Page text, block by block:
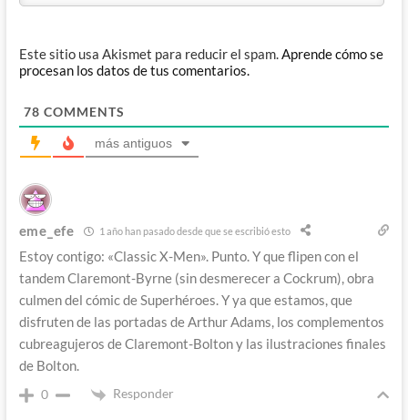
Este sitio usa Akismet para reducir el spam.Aprende cómo se
procesan los datos de tus comentarios.
78 COMMENTS
más antiguos
eme_efe 1 año han pasado desde que se escribió esto
Estoy contigo: «Classic X-Men». Punto. Y que flipen con el
tandem Claremont-Byrne (sin desmerecer a Cockrum), obra
culmen del cómic de Superhéroes. Y ya que estamos, que
disfruten de las portadas de Arthur Adams, los complementos
cubreagujeros de Claremont-Bolton y las ilustraciones finales
de Bolton.
0 Responder